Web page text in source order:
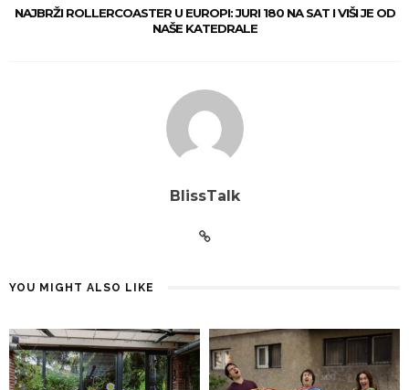
NAJBRŽI ROLLERCOASTER U EUROPI: JURI 180 NA SAT I VIŠI JE OD
NAŠE KATEDRALE
BlissTalk
YOU MIGHT ALSO LIKE